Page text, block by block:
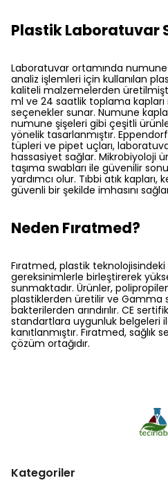
Plastik Laboratuvar
Laboratuvar ortamında
analiz işlemleri için kullanılan
kaliteli malzemelerden
ml ve 24 saatlik toplama
seçenekler sunar. Numune
numune şişeleri gibi çeşitli
yönelik tasarlanmıştır.
tüpleri ve pipet uçları,
hassasiyet sağlar. Mikrobiyoloji
taşıma swabları ile güvenilir
yardımcı olur. Tıbbi atık kapları,
güvenli bir şekilde imhasını
Neden Fıratmed?
Fıratmed, plastik teknolojisindeki
gereksinimlerle birleştirerek
sunmaktadır. Ürünler,
plastiklerden üretilir ve Gamma
bakterilerden arındırılır. CE
standartlara uygunluk belgeleri
kanıtlanmıştır. Fıratmed,
çözüm ortağıdır.
Kategoriler